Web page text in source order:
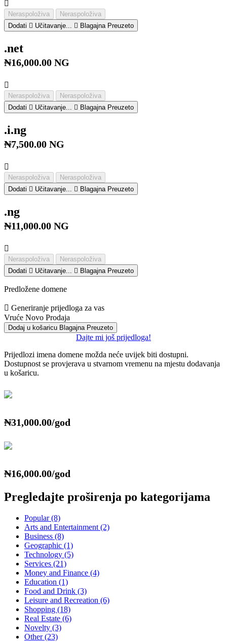
Neraspoloživa
Neraspoloživa
Dodati
Učitavanje... Blagajna Preuzeto
.net
₦16,000.00 NG
Neraspoloživa
Neraspoloživa
Dodati
Učitavanje... Blagajna Preuzeto
.i.ng
₦7,500.00 NG
Neraspoloživa
Neraspoloživa
Dodati
Učitavanje... Blagajna Preuzeto
.ng
₦11,000.00 NG
Neraspoloživa
Neraspoloživa
Dodati
Učitavanje... Blagajna Preuzeto
Predložene domene
Generiranje prijedloga za vas
Vruće Novo Prodaja
Dodaj u košaricu Blagajna Preuzeto
Dajte mi još prijedloga!
Prijedlozi imena domene možda neće uvijek biti dostupni.
Dostupnost se provjerava u stvarnom vremenu na mjestu dodavanja
u košaricu.
₦31,000.00/god
₦16,000.00/god
Pregledajte proširenja po kategorijama
Popular (8)
Arts and Entertainment (2)
Business (8)
Geographic (1)
Technology (5)
Services (21)
Money and Finance (4)
Education (1)
Food and Drink (3)
Leisure and Recreation (6)
Shopping (18)
Real Estate (6)
Novelty (3)
Other (23)